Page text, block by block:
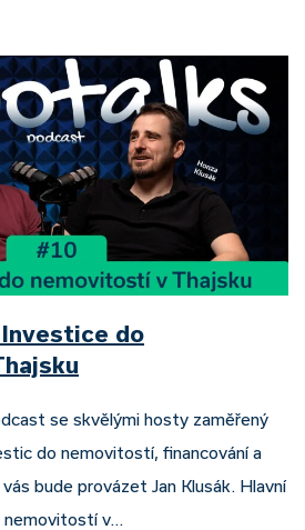
do
se skvělými hosty zaměřený
do nemovitostí, financování a
bude provázet Jan Klusák. Hlavní
v…